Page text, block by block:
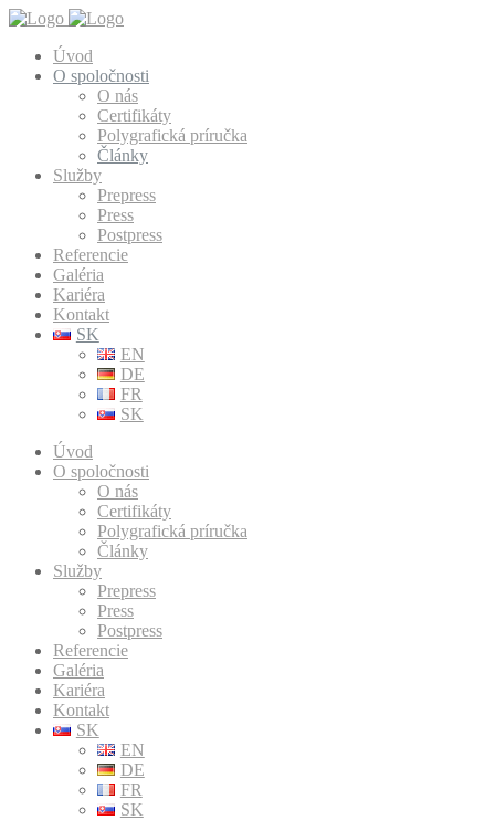
Úvod
O spoločnosti
O nás
Certifikáty
Polygrafická príručka
Články
Služby
Prepress
Press
Postpress
Referencie
Galéria
Kariéra
Kontakt
SK
EN
DE
FR
SK
Úvod
O spoločnosti
O nás
Certifikáty
Polygrafická príručka
Články
Služby
Prepress
Press
Postpress
Referencie
Galéria
Kariéra
Kontakt
SK
EN
DE
FR
SK